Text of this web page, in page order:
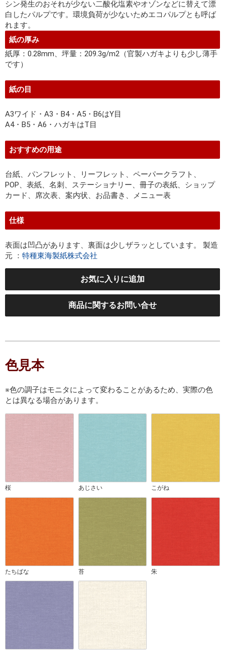
シン発生のおそれが少ない二酸化塩素やオゾンなどに替えて漂
白したパルプです。環境負荷が少ないためエコパルプとも呼ば
れます。
紙の厚み
紙厚：0.28mm、坪量：209.3g/m2（官製ハガキよりも少し薄手
です）
紙の目
A3ワイド・A3・B4・A5・B6はY目
A4・B5・A6・ハガキはT目
おすすめの用途
台紙、パンフレット、リーフレット、ペーパークラフト、
POP、表紙、名刺、ステーショナリー、冊子の表紙、ショップ
カード、席次表、案内状、お品書き、メニュー表
仕様
表面は凹凸があります、裏面は少しザラッとしています。 製造
元 ： 特種東海製紙株式会社
お気に入りに追加
商品に関するお問い合せ
色見本
※色の調子はモニタによって変わることがあるため、実際の色
とは異なる場合があります。
桜 あじさい こがね
たちばな 苔 朱